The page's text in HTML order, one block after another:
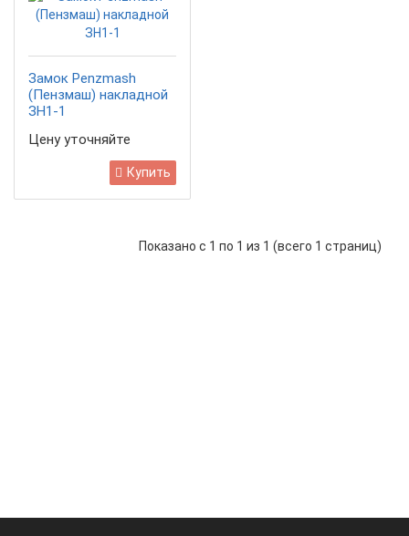
Замок Penzmash
(Пензмаш) накладной
ЗН1-1
Цену уточняйте
Купить
Показано с 1 по 1 из 1 (всего 1 страниц)